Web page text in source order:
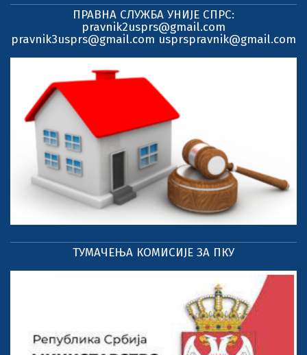
ПРАВНА СЛУЖБА УНИЈЕ СПРС:
pravnik2usprs@gmail.com
pravnik3usprs@gmail.com usprspravnik@gmail.com
ТУМАЧЕЊА КОМИСИЈЕ ЗА ПКУ